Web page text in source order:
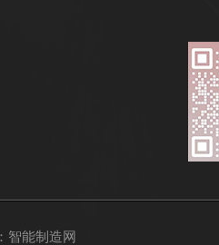
智能制造网